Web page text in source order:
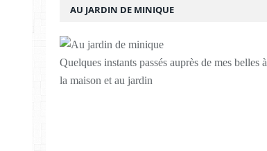
AU JARDIN DE MINIQUE
Quelques instants passés auprès de mes belles à
la maison et au jardin